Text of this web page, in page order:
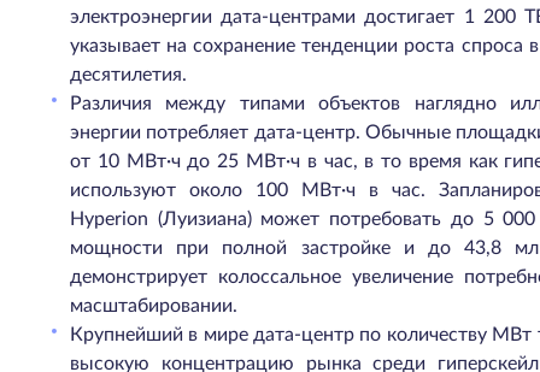
электроэнергии дата-центрами достигает 1 200
указывает на сохранение тенденции роста спроса
десятилетия.
Различия между типами объектов наглядно
энергии потребляет дата-центр. Обычные
от 10 МВт·ч до 25 МВт·ч в час, в то время как
используют около 100 МВт·ч в час.
Hyperion (Луизиана) может потребовать до 5
мощности при полной застройке и до 43,8
демонстрирует колоссальное увеличение
масштабировании.
Крупнейший в мире дата-центр по количеству МВт
высокую концентрацию рынка среди